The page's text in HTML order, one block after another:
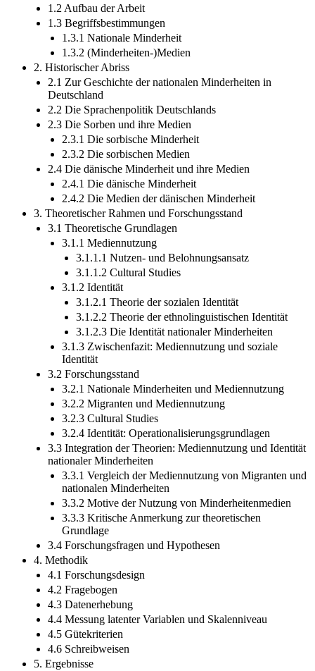
1.2 Aufbau der Arbeit
1.3 Begriffsbestimmungen
1.3.1 Nationale Minderheit
1.3.2 (Minderheiten-)Medien
2. Historischer Abriss
2.1 Zur Geschichte der nationalen Minderheiten in
Deutschland
2.2 Die Sprachenpolitik Deutschlands
2.3 Die Sorben und ihre Medien
2.3.1 Die sorbische Minderheit
2.3.2 Die sorbischen Medien
2.4 Die dänische Minderheit und ihre Medien
2.4.1 Die dänische Minderheit
2.4.2 Die Medien der dänischen Minderheit
3. Theoretischer Rahmen und Forschungsstand
3.1 Theoretische Grundlagen
3.1.1 Mediennutzung
3.1.1.1 Nutzen- und Belohnungsansatz
3.1.1.2 Cultural Studies
3.1.2 Identität
3.1.2.1 Theorie der sozialen Identität
3.1.2.2 Theorie der ethnolinguistischen Identität
3.1.2.3 Die Identität nationaler Minderheiten
3.1.3 Zwischenfazit: Mediennutzung und soziale
Identität
3.2 Forschungsstand
3.2.1 Nationale Minderheiten und Mediennutzung
3.2.2 Migranten und Mediennutzung
3.2.3 Cultural Studies
3.2.4 Identität: Operationalisierungsgrundlagen
3.3 Integration der Theorien: Mediennutzung und Identität
nationaler Minderheiten
3.3.1 Vergleich der Mediennutzung von Migranten und
nationalen Minderheiten
3.3.2 Motive der Nutzung von Minderheitenmedien
3.3.3 Kritische Anmerkung zur theoretischen
Grundlage
3.4 Forschungsfragen und Hypothesen
4. Methodik
4.1 Forschungsdesign
4.2 Fragebogen
4.3 Datenerhebung
4.4 Messung latenter Variablen und Skalenniveau
4.5 Gütekriterien
4.6 Schreibweisen
5. Ergebnisse